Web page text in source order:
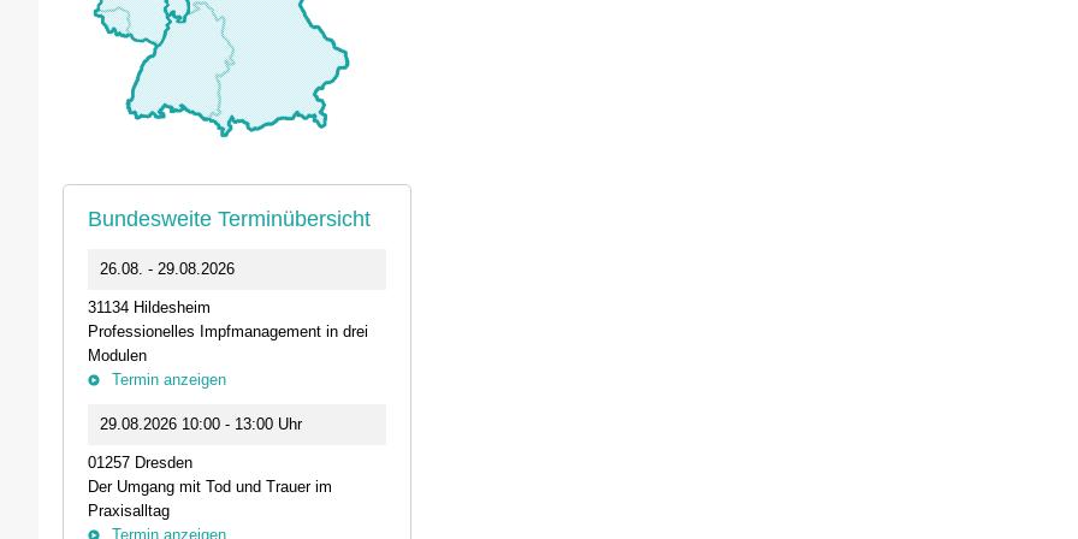
Bundesweite Terminübersicht
26.08. - 29.08.2026
31134 Hildesheim
Professionelles Impfmanagement in drei
Modulen
Termin anzeigen
29.08.2026 10:00 - 13:00 Uhr
01257 Dresden
Der Umgang mit Tod und Trauer im
Praxisalltag
Termin anzeigen